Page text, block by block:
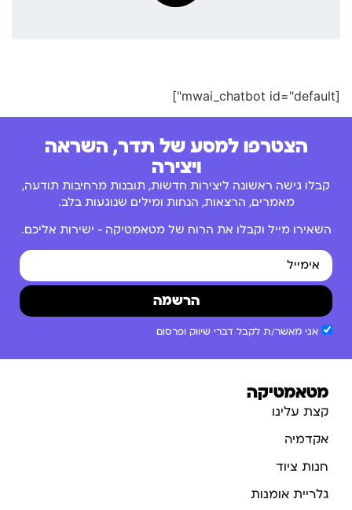
[mwai_chatbot id="default"]
הצטרפו למסע של תדר, השראה
ויצירה
קבלו גישה ראשונה ליצירות חדשות, תובנות מרחיבות תודעה,
מאמרים, הרצאות, הנחות ומילים שנוגעות בלב.
השאירו מייל וקבלו את הרוח של מטאמטיקה – ישירות אליכם.
אני מאשר/ת לקבל דברי שיווק ופרסום
הרשמה
מטאמטיקה
קצת עלינו
אקדמיה
חנות ציוד
גלריית אומנות